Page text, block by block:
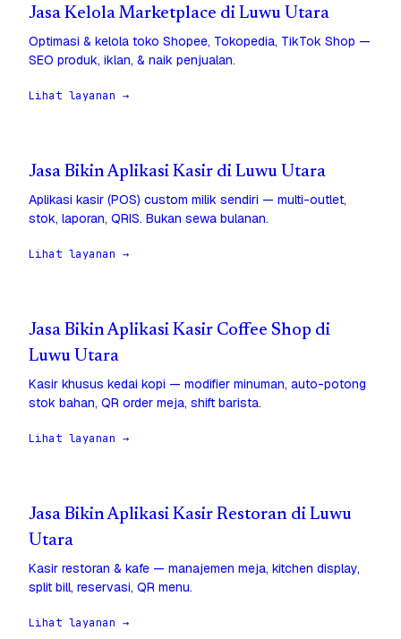
Jasa Kelola Marketplace di Luwu Utara
Optimasi & kelola toko Shopee, Tokopedia, TikTok Shop —
SEO produk, iklan, & naik penjualan.
Lihat layanan →
Jasa Bikin Aplikasi Kasir di Luwu Utara
Aplikasi kasir (POS) custom milik sendiri — multi-outlet,
stok, laporan, QRIS. Bukan sewa bulanan.
Lihat layanan →
Jasa Bikin Aplikasi Kasir Coffee Shop di
Luwu Utara
Kasir khusus kedai kopi — modifier minuman, auto-potong
stok bahan, QR order meja, shift barista.
Lihat layanan →
Jasa Bikin Aplikasi Kasir Restoran di Luwu
Utara
Kasir restoran & kafe — manajemen meja, kitchen display,
split bill, reservasi, QR menu.
Lihat layanan →